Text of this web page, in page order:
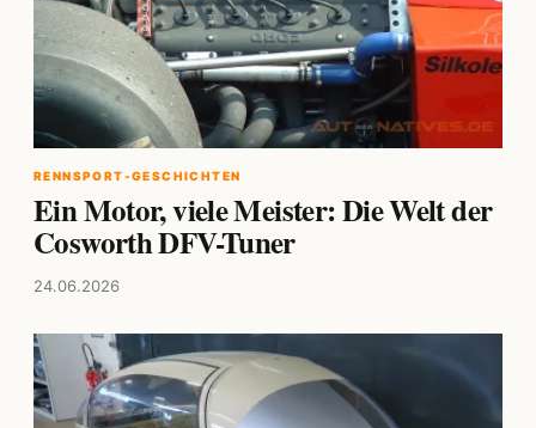
RENNSPORT-GESCHICHTEN
Ein Motor, viele Meister: Die Welt der
Cosworth DFV-Tuner
24.06.2026